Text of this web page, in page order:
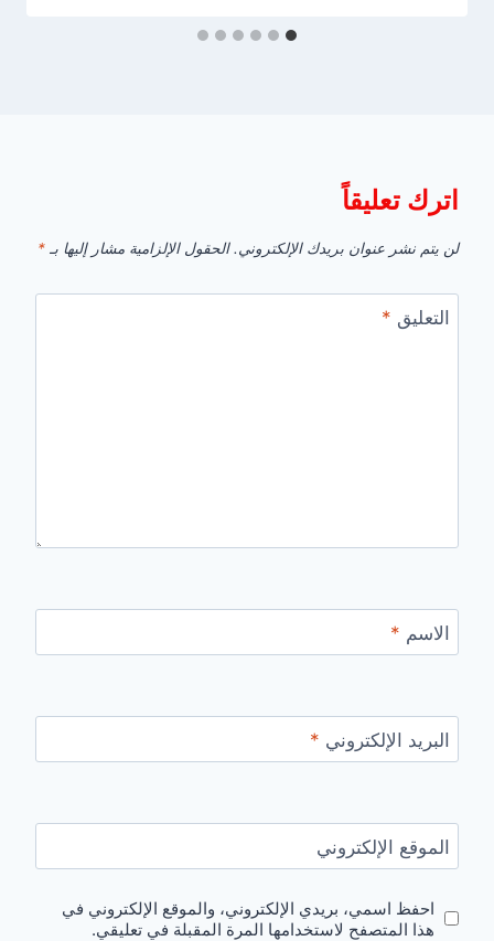
اترك تعليقاً
لن يتم نشر عنوان بريدك الإلكتروني. الحقول الإلزامية مشار إليها بـ *
التعليق *
الاسم *
البريد الإلكتروني *
الموقع الإلكتروني
احفظ اسمي، بريدي الإلكتروني، والموقع الإلكتروني في
هذا المتصفح لاستخدامها المرة المقبلة في تعليقي.